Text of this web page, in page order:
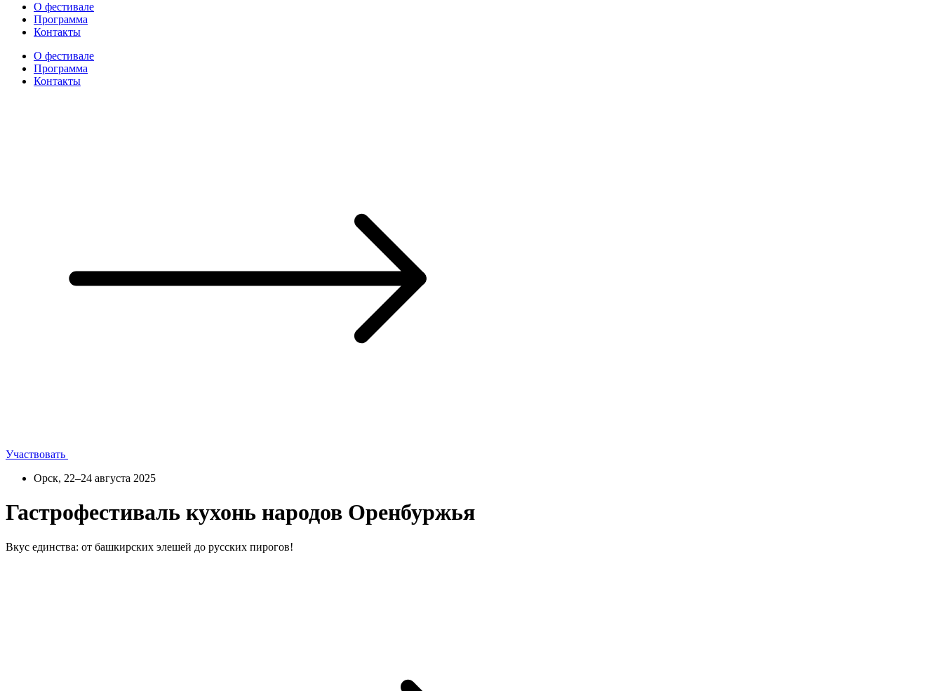
О фестивале
Программа
Контакты
О фестивале
Программа
Контакты
Участвовать
Орск, 22–24 августа 2025
Гастрофестиваль кухонь народов Оренбуржья
Вкус единства: от башкирских элешей до русских пирогов!